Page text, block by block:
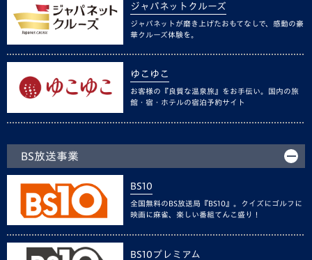
ジャパネットクルーズ
ジャパネットが磨き上げたおもてなしで、感動の豪
華クルーズ体験を。
ゆこゆこ
お客様の『良質な温泉旅』をお手伝い。国内の旅
館・宿・ホテルの宿泊予約サイト
BS放送事業
BS10
全国無料のBS放送局『BS10』。クイズにゴルフに
映画に麻雀、楽しい番組てんこ盛り！
BS10プレミアム